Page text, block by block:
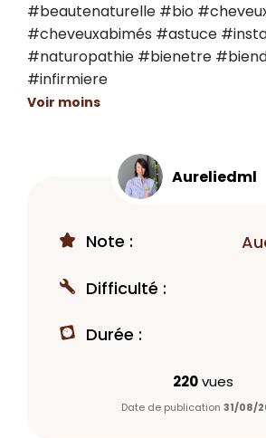
#beautenaturelle #bio
#cheveuxabimés #astuce
#naturopathie #bienetre
#infirmiere
Voir moins
Aureliedml
Note :
Difficulté :
Durée :
220vues
Date de publication 31/08/